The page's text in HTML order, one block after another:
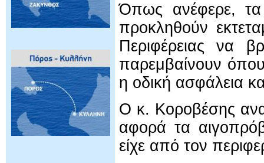
Όπως ανέφερε, τα
προκληθούν
Περιφέρειας να
παρεμβαίνουν
η οδική ασφάλεια
Ο κ. Κοροβέσης
αφορά τα
είχε από τον